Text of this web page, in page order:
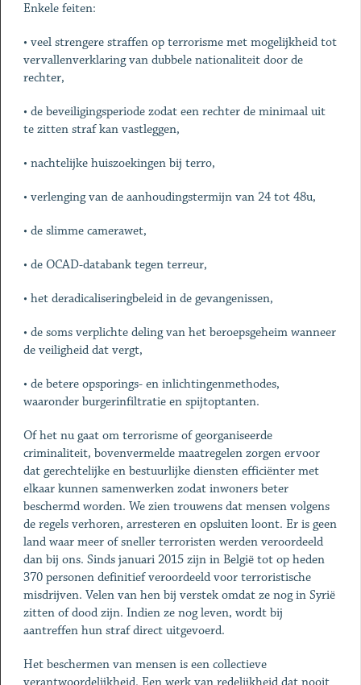
Enkele feiten:
• veel strengere straffen op terrorisme met mogelijkheid tot
vervallenverklaring van dubbele nationaliteit door de
rechter,
• de beveiligingsperiode zodat een rechter de minimaal uit
te zitten straf kan vastleggen,
• nachtelijke huiszoekingen bij terro,
• verlenging van de aanhoudingstermijn van 24 tot 48u,
• de slimme camerawet,
• de OCAD-databank tegen terreur,
• het deradicaliseringbeleid in de gevangenissen,
• de soms verplichte deling van het beroepsgeheim wanneer
de veiligheid dat vergt,
• de betere opsporings- en inlichtingenmethodes,
waaronder burgerinfiltratie en spijtoptanten.
Of het nu gaat om terrorisme of georganiseerde
criminaliteit, bovenvermelde maatregelen zorgen ervoor
dat gerechtelijke en bestuurlijke diensten efficiënter met
elkaar kunnen samenwerken zodat inwoners beter
beschermd worden. We zien trouwens dat mensen volgens
de regels verhoren, arresteren en opsluiten loont. Er is geen
land waar meer of sneller terroristen werden veroordeeld
dan bij ons. Sinds januari 2015 zijn in België tot op heden
370 personen definitief veroordeeld voor terroristische
misdrijven. Velen van hen bij verstek omdat ze nog in Syrië
zitten of dood zijn. Indien ze nog leven, wordt bij
aantreffen hun straf direct uitgevoerd.
Het beschermen van mensen is een collectieve